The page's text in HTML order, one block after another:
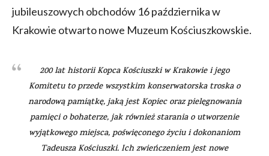
jubileuszowych obchodów 16 października w
Krakowie otwarto nowe Muzeum Kościuszkowskie.
200 lat historii Kopca Kościuszki w Krakowie i jego
Komitetu to przede wszystkim konserwatorska troska o
narodową pamiątkę, jaką jest Kopiec oraz pielęgnowania
pamięci o bohaterze, jak również starania o utworzenie
wyjątkowego miejsca, poświęconego życiu i dokonaniom
Tadeusza Kościuszki. Ich zwieńczeniem jest nowe